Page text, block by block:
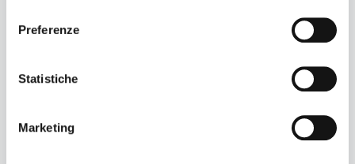
Preferenze
Statistiche
Marketing